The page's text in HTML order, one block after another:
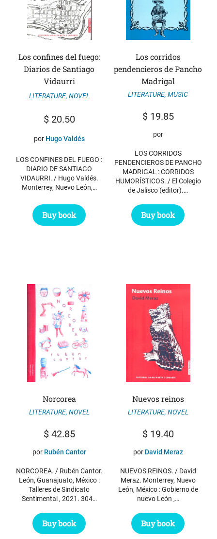
Los confines del fuego:
Diarios de Santiago
Vidaurri
LITERATURE, NOVEL
$20.50
por Hugo Valdés
LOS CONFINES DEL FUEGO :
DIARIO DE SANTIAGO
VIDAURRI. / Hugo Valdés.
Monterrey, Nuevo León,…
Buy book
Los corridos
pendencieros de Pancho
Madrigal
LITERATURE, MUSIC
$19.85
por
LOS CORRIDOS
PENDENCIEROS DE PANCHO
MADRIGAL : CORRIDOS
HUMORÍSTICOS. / El Colegio
de Jalisco (editor).…
Buy book
Norcorea
LITERATURE, NOVEL
$42.85
por Rubén Cantor
NORCOREA. / Rubén Cantor.
León, Guanajuato, México :
Talleres de Sindicato
Sentimental , 2021. 304…
Buy book
Nuevos reinos
LITERATURE, NOVEL
$19.40
por David Meraz
NUEVOS REINOS. / David
Meraz. Monterrey, Nuevo
León, México : Gobierno de
nuevo León ,…
Buy book